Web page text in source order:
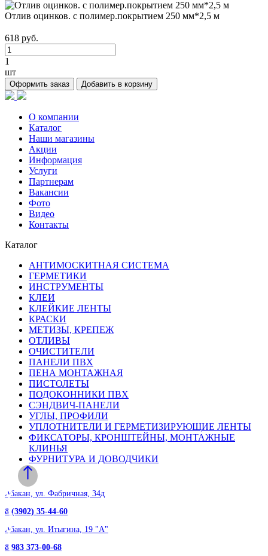
Отлив оцинков. с полимер.покрытием 250 мм*2,5 м
618 руб.
1
шт
Оформить заказ Добавить в корзину
О компании
Каталог
Наши магазины
Акции
Информация
Услуги
Партнерам
Вакансии
Фото
Видео
Контакты
Каталог
АНТИМОСКИТНАЯ СИСТЕМА
ГЕРМЕТИКИ
ИНСТРУМЕНТЫ
КЛЕИ
КЛЕЙКИЕ ЛЕНТЫ
КРАСКИ
МЕТИЗЫ, КРЕПЕЖ
ОТЛИВЫ
ОЧИСТИТЕЛИ
ПАНЕЛИ ПВХ
ПЕНА МОНТАЖНАЯ
ПИСТОЛЕТЫ
ПОДОКОННИКИ ПВХ
СЭНДВИЧ-ПАНЕЛИ
УГЛЫ, ПРОФИЛИ
УПЛОТНИТЕЛИ И ГЕРМЕТИЗИРУЮЩИЕ ЛЕНТЫ
ФИКСАТОРЫ, КРОНШТЕЙНЫ, МОНТАЖНЫЕ
КЛИНЬЯ
ФУРНИТУРА И ДОВОДЧИКИ
Розничные магазины
Абакан, ул. Фабричная, 34д
8 (3902) 35-44-60
Абакан, ул. Итыгина, 19 "А"
8 983 373-00-68